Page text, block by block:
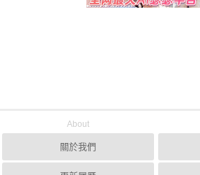
About
關於我們